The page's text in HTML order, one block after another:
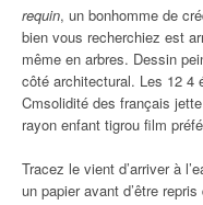
requin, un bonhomme de
bien vous recherchiez est
même en arbres. Dessin
côté architectural. Les 12 4
Cmsolidité des français
rayon enfant tigrou film
Tracez le vient d’arriver à
un papier avant d’être